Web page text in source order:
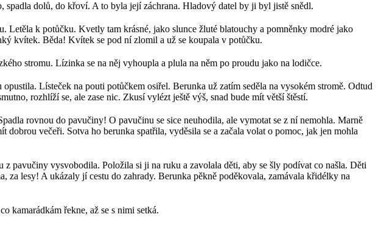
spadla dolů, do křoví. A to byla její záchrana. Hladový datel by ji byl jistě snědl.
Letěla k potůčku. Kvetly tam krásné, jako slunce žluté blatouchy a pomněnky modré jako
kvítek. Běda! Kvítek se pod ní zlomil a už se koupala v potůčku.
stromu. Lízinka se na něj vyhoupla a plula na něm po proudu jako na lodičce.
Lísteček na pouti potůčkem osiřel. Berunka už zatím seděla na vysokém stromě. Odtud
rozhlíží se, ale zase nic. Zkusí vylézt ještě výš, snad bude mít větší štěstí.
rovnou do pavučiny! O pavučinu se sice neuhodila, ale vymotat se z ní nemohla. Marně
večeři. Sotva ho berunka spatřila, vyděsila se a začala volat o pomoc, jak jen mohla
pavučiny vysvobodila. Položila si ji na ruku a zavolala děti, aby se šly podívat co našla. Děti
za lesy! A ukázaly jí cestu do zahrady. Berunka pěkně poděkovala, zamávala křidélky na
kamarádkám řekne, až se s nimi setká.